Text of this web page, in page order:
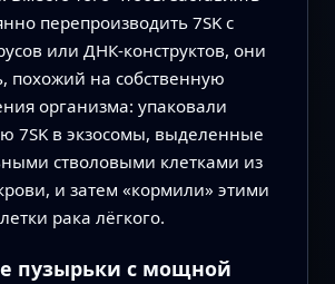
перепроизводить 7SK с
или ДНК‑конструктов, они
похожий на собственную
организма: упаковали
7SK в экзосомы, выделенные
стволовыми клетками из
и затем «кормили» этими
рака лёгкого.
пузырьки с мощной